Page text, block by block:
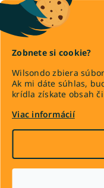
Zobnete si cookie?
Wilsondo zbiera
Ak mi dáte súhlas,
krídla získate obsah
Viac informácií